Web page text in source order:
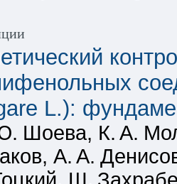
L.):
Шоева, К. А.
А. А.